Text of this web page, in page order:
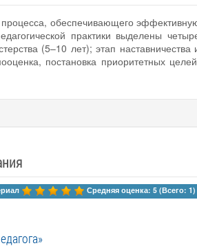
обеспечивающего
практики выделены
(5–10 лет); этап наставничества
постановка приоритетных
Средняя оценка: 5 (Всего: 1)